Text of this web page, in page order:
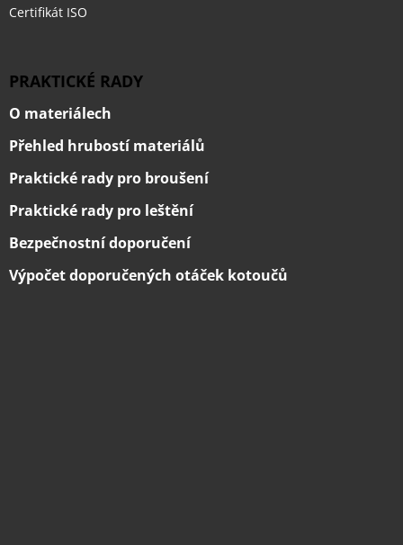
Certifikát ISO
PRAKTICKÉ RADY
O materiálech
Přehled hrubostí materiálů
Praktické rady pro broušení
Praktické rady pro leštění
Bezpečnostní doporučení
Výpočet doporučených otáček kotoučů